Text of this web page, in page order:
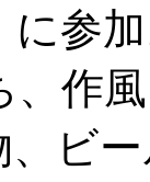
参
、作
ビ